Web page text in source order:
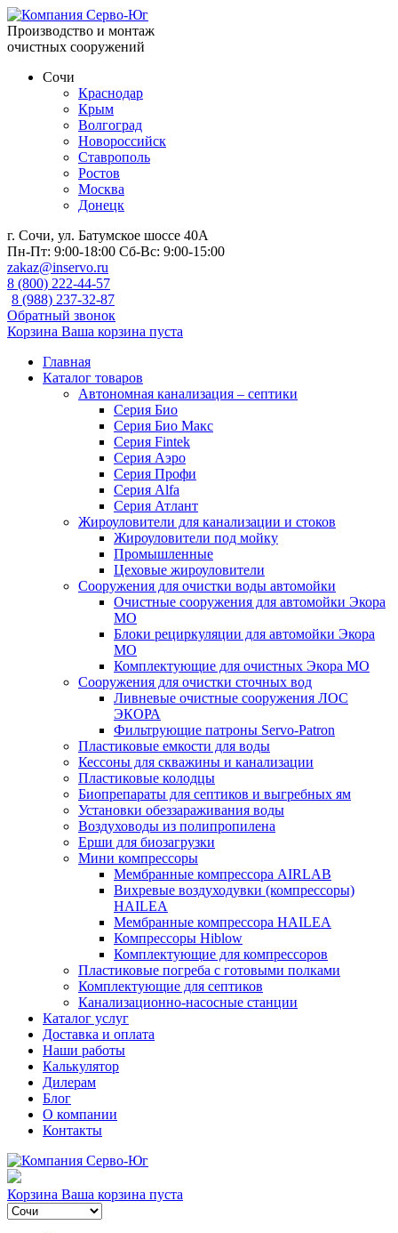
Производство и монтаж
очистных сооружений
Сочи
Краснодар
Крым
Волгоград
Новороссийск
Ставрополь
Ростов
Москва
Донецк
г. Сочи, ул. Батумское шоссе 40А
Пн-Пт: 9:00-18:00 Сб-Вс: 9:00-15:00
zakaz@inservo.ru
8 (800) 222-44-57
8 (988) 237-32-87
Обратный звонок
Корзина Ваша корзина пуста
Главная
Каталог товаров
Автономная канализация – септики
Серия Био
Серия Био Макс
Серия Fintek
Серия Аэро
Серия Профи
Серия Alfa
Серия Атлант
Жироуловители для канализации и стоков
Жироуловители под мойку
Промышленные
Цеховые жироуловители
Сооружения для очистки воды автомойки
Очистные сооружения для автомойки Экора
МО
Блоки рециркуляции для автомойки Экора
МО
Комплектующие для очистных Экора МО
Сооружения для очистки сточных вод
Ливневые очистные сооружения ЛОС
ЭКОРА
Фильтрующие патроны Servo-Patron
Пластиковые емкости для воды
Кессоны для скважины и канализации
Пластиковые колодцы
Биопрепараты для септиков и выгребных ям
Установки обеззараживания воды
Воздуховоды из полипропилена
Ерши для биозагрузки
Мини компрессоры
Мембранные компрессора AIRLAB
Вихревые воздуходувки (компрессоры)
HAILEA
Мембранные компрессора HAILEA
Компрессоры Hiblow
Комплектующие для компрессоров
Пластиковые погреба с готовыми полками
Комплектующие для септиков
Канализационно-насосные станции
Каталог услуг
Доставка и оплата
Наши работы
Калькулятор
Дилерам
Блог
О компании
Контакты
Корзина Ваша корзина пуста